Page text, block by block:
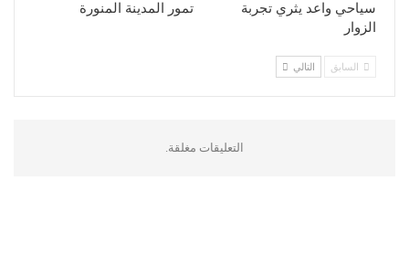
سياحي واعد يثري تجربة
الزوار
تمور المدينة المنورة
السابق التالي
التعليقات مغلقة.